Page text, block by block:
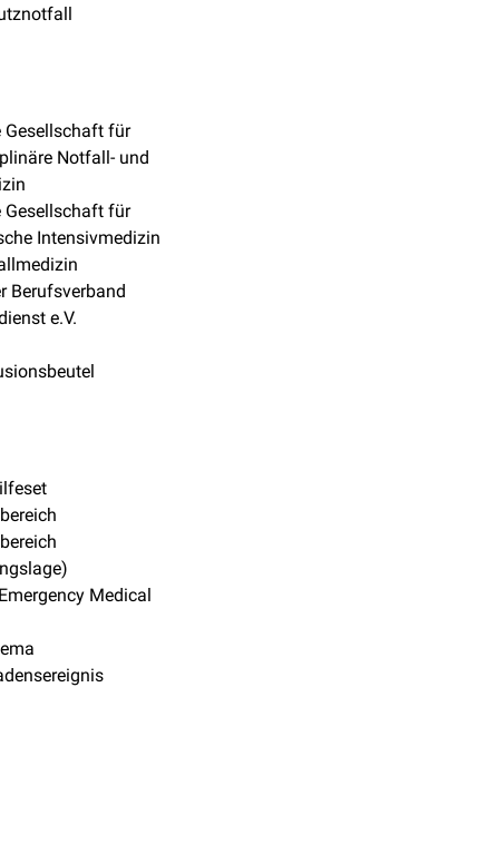
Gesellschaft für
Notfall- und
Gesellschaft für
Intensivmedizin
Berufsverband
e.V.
Medical